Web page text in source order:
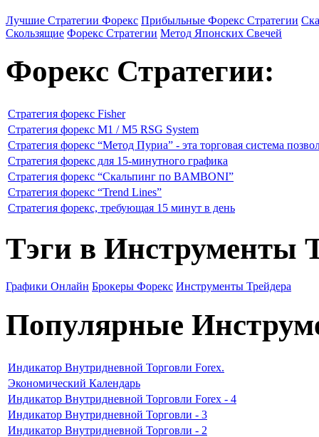
Лучшие Стратегии Форекс Прибыльные Форекс Стратегии
Скользящие Форекс Стратегии Метод Японских Свечей
Форекс Стратегии:
Стратегия форекс Fisher
Стратегия форекс M1 / M5 RSG System
Стратегия форекс “Метод Пуриа” - эта торговая система
Стратегия форекс для 15-минутного графика
Стратегия форекс “Скальпинг по BAMBONI”
Стратегия форекс “Trend Lines”
Стратегия форекс, требующая 15 минут в день
Тэги в Инструменты
Графики Онлайн Брокеры Форекс Инструменты Трейдера
Популярные
Индикатор Внутридневной Торговли Forex.
Экономический Календарь
Индикатор Внутридневной Торговли Forex - 4
Индикатор Внутридневной Торговли - 3
Индикатор Внутридневной Торговли - 2